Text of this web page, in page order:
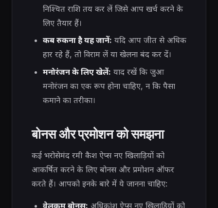
निश्चित राशि तय कर लें जिसे आप खर्च करने के
लिए तैयार हैं।
कब रुकना है यह जानें: यदि आप जीत से अधिक
हार रहे हैं, तो विराम लें या खेलना बंद कर दें।
मनोरंजन के लिए खेलें: याद रखें कि जुआ
मनोरंजन का एक रूप होना चाहिए, न कि पैसा
कमाने का तरीका।
बोनस और प्रमोशन को समझना
कई भरोसेमंद रमी कैश ऐप्स नए खिलाड़ियों को
आकर्षित करने के लिए बोनस और प्रमोशन ऑफर
करते हैं। आपको इनके बारे में ये जानना चाहिए:
वेलकम बोनस: अधिकांश ऐप्स नए खिलाड़ियों को